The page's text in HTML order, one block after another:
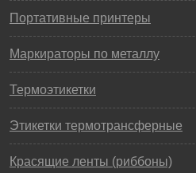
Портативные принтеры
Маркираторы по металлу
Термоэтикетки
Этикетки термотрансферные
Красящие ленты (риббоны)